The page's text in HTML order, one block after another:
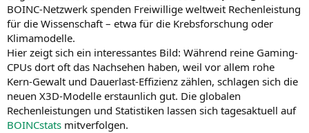
BOINC-Netzwerk spenden Freiwillige weltweit Rechenleistung
für die Wissenschaft – etwa für die Krebsforschung oder
Klimamodelle.
Hier zeigt sich ein interessantes Bild: Während reine Gaming-
CPUs dort oft das Nachsehen haben, weil vor allem rohe
Kern-Gewalt und Dauerlast-Effizienz zählen, schlagen sich die
neuen X3D-Modelle erstaunlich gut. Die globalen
Rechenleistungen und Statistiken lassen sich tagesaktuell auf
BOINCstats mitverfolgen.